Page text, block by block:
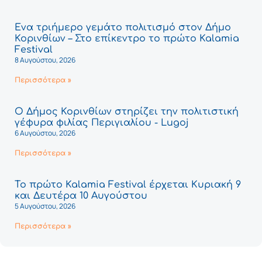
Ένα τριήμερο γεμάτο πολιτισμό στον Δήμο
Κορινθίων – Στο επίκεντρο το πρώτο Kalamia
Festival
8 Αυγούστου, 2026
Περισσότερα »
Ο Δήμος Κορινθίων στηρίζει την πολιτιστική
γέφυρα φιλίας Περιγιαλίου - Lugoj
6 Αυγούστου, 2026
Περισσότερα »
Το πρώτο Kalamia Festival έρχεται Κυριακή 9
και Δευτέρα 10 Αυγούστου
5 Αυγούστου, 2026
Περισσότερα »